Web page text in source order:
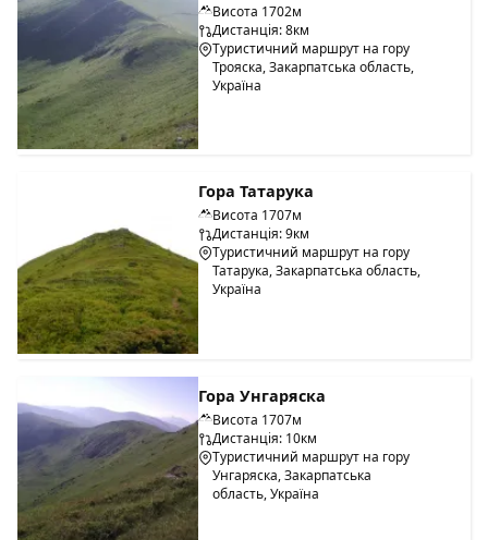
Висота 1702м
Дистанція: 8км
Туристичний маршрут на гору
Трояска, Закарпатська область,
Україна
Гора Татарука
Висота 1707м
Дистанція: 9км
Туристичний маршрут на гору
Татарука, Закарпатська область,
Україна
Гора Унгаряска
Висота 1707м
Дистанція: 10км
Туристичний маршрут на гору
Унгаряска, Закарпатська
область, Україна